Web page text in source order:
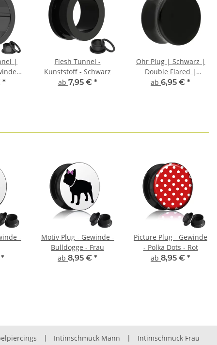
|
*
Flesh Tunnel -
Kunststoff - Schwarz
ab 7,95 € *
Ohr Plug | Schwarz |
Double Flared |
Kunststoff / Acryl
ab 6,95 € *
-
*
Motiv Plug - Gewinde -
Bulldogge - Frau
ab 8,95 € *
Picture Plug - Gewinde
- Polka Dots - Rot
ab 8,95 € *
| Intimschmuck Mann | Intimschmuck Frau